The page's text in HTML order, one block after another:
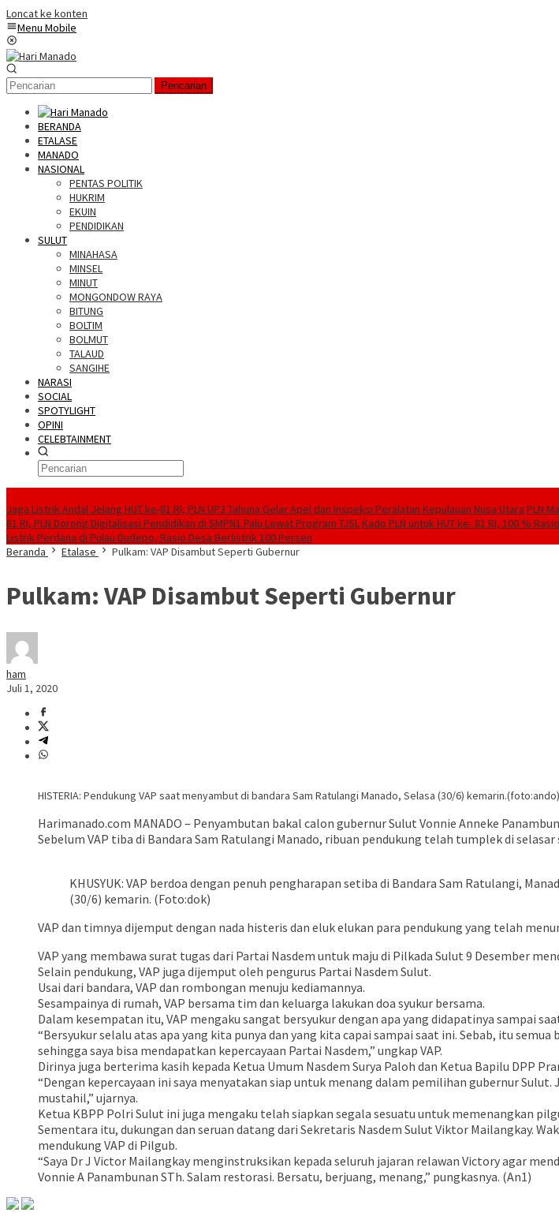
Loncat ke konten
Menu Mobile
Pencarian
BERANDA
ETALASE
MANADO
NASIONAL
PENTAS POLITIK
HUKRIM
EKUIN
PENDIDIKAN
SULUT
MINAHASA
MINSEL
MINUT
MONGONDOW RAYA
BITUNG
BOLTIM
BOLMUT
TALAUD
SANGIHE
NARASI
SOCIAL
SPOTYLIGHT
OPINI
CELEBTAINMENT
Jaga Listrik Andal Jelang HUT ke-81 RI, PLN UP3 Tahuna Gelar Apel dan Inspeksi Peralatan Kepulauan Nusa Utara PLN
81 RI, PLN Dorong Digitalisasi Pendidikan di SMPN1 Palu Lewat Program TJSLKado PLN untuk HUT ke- 81 RI, 100 %
Listrik Perdana di Pulau Dudepo, Rasio Desa Berlistrik 100 Persen
Beranda
Etalase Pulkam: VAP Disambut Seperti Gubernur
Pulkam: VAP Disambut Seperti Gubernur
ham
Juli 1, 2020
HISTERIA: Pendukung VAP saat menyambut di bandara Sam Ratulangi Manado, Selasa (30/6) kemarin.(foto:ando)
Harimanado.com MANADO – Penyambutan bakal calon gubernur Sulut Vonnie Anneke
Sebelum VAP tiba di Bandara Sam Ratulangi Manado, ribuan pendukung telah tumplek di
KHUSYUK: VAP berdoa dengan penuh pengharapan setiba di Bandara Sam Ratulangi,
(30/6) kemarin. (Foto:dok)
VAP dan timnya dijemput dengan nada histeris dan eluk elukan para pendukung yang telah
VAP yang membawa surat tugas dari Partai Nasdem untuk maju di Pilkada Sulut 9 Desember
Selain pendukung, VAP juga dijemput oleh pengurus Partai Nasdem Sulut.
Usai dari bandara, VAP dan rombongan menuju kediamannya.
Sesampainya di rumah, VAP bersama tim dan keluarga lakukan doa syukur bersama.
Dalam kesempatan itu, VAP mengaku sangat bersyukur dengan apa yang didapatinya sampai
“Bersyukur selalu atas apa yang kita punya dan yang kita capai sampai saat ini. Sebab, itu
sehingga saya bisa mendapatkan kepercayaan Partai Nasdem,” ungkap VAP.
Dirinya juga berterima kasih kepada Ketua Umum Nasdem Surya Paloh dan Ketua Bapilu DPP
“Dengan kepercayaan ini saya menyatakan siap untuk menang dalam pemilihan gubernur
mustahil,” ujarnya.
Ketua KBPP Polri Sulut ini juga mengaku telah siapkan segala sesuatu untuk memenangkan
Sementara itu, dukungan dan seruan datang dari Sekretaris Nasdem Sulut Viktor Mailangkay.
mendukung VAP di Pilgub.
“Saya Dr J Victor Mailangkay menginstruksikan kepada seluruh jajaran relawan Victory agar
Vonnie A Panambunan STh. Salam restorasi. Bersatu, berjuang, menang,” pungkasnya. (An1)